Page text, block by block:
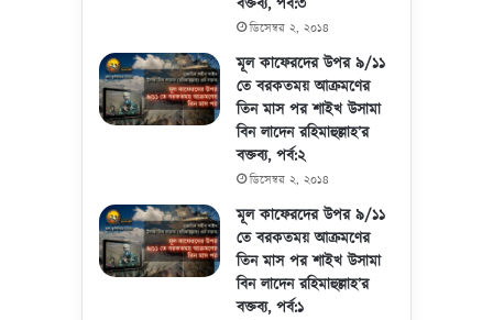
বক্তব্য, পর্ব:৩
ডিসেম্বর ২, ২০১৪
মূল কাফেরদের উপর ৯/১১
তে বরকতময় আক্রমণের
তিন মাস পর শাইখ উসামা
বিন লাদেন রহিমাহুল্লাহ’র
বক্তব্য, পর্ব:২
ডিসেম্বর ২, ২০১৪
মূল কাফেরদের উপর ৯/১১
তে বরকতময় আক্রমণের
তিন মাস পর শাইখ উসামা
বিন লাদেন রহিমাহুল্লাহ’র
বক্তব্য, পর্ব:১